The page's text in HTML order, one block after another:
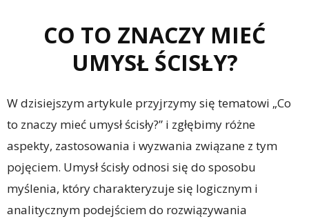
CO TO ZNACZY MIEĆ
UMYSŁ ŚCISŁY?
W dzisiejszym artykule przyjrzymy się tematowi „Co
to znaczy mieć umysł ścisły?” i zgłębimy różne
aspekty, zastosowania i wyzwania związane z tym
pojęciem. Umysł ścisły odnosi się do sposobu
myślenia, który charakteryzuje się logicznym i
analitycznym podejściem do rozwiązywania